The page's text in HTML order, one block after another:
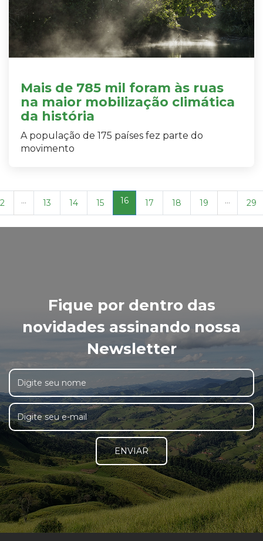
Mais de 785 mil foram às ruas
na maior mobilização climática
da história
A população de 175 países fez parte do
movimento
2 ... 13 14 15 16 17 18 19 ... 29
Fique por dentro das
novidades assinando nossa
Newsletter
ENVIAR